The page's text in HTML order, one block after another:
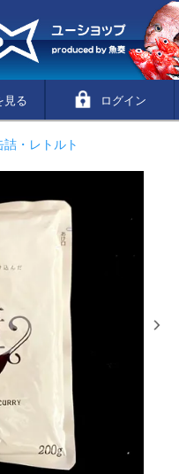
見る ログイン
詰・レトルト